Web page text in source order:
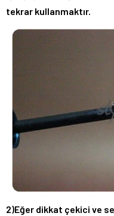
tekrar kullanmaktır.
2)Eğer dikkat çekici ve